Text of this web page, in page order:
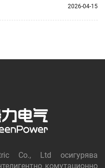
2026-04-15
Co., Ltd осигурява
комутационно